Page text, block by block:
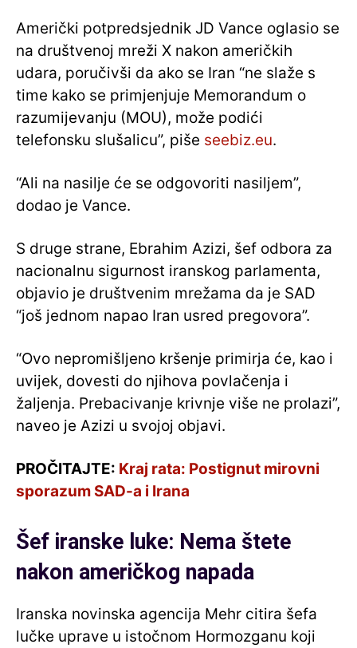
Američki potpredsjednik JD Vance oglasio se
na društvenoj mreži X nakon američkih
udara, poručivši da ako se Iran “ne slaže s
time kako se primjenjuje Memorandum o
razumijevanju (MOU), može podići
telefonsku slušalicu”, piše seebiz.eu.
“Ali na nasilje će se odgovoriti nasiljem”,
dodao je Vance.
S druge strane, Ebrahim Azizi, šef odbora za
nacionalnu sigurnost iranskog parlamenta,
objavio je društvenim mrežama da je SAD
“još jednom napao Iran usred pregovora”.
“Ovo nepromišljeno kršenje primirja će, kao i
uvijek, dovesti do njihova povlačenja i
žaljenja. Prebacivanje krivnje više ne prolazi”,
naveo je Azizi u svojoj objavi.
PROČITAJTE: Kraj rata: Postignut mirovni
sporazum SAD-a i Irana
Šef iranske luke: Nema štete
nakon američkog napada
Iranska novinska agencija Mehr citira šefa
lučke uprave u istočnom Hormozganu koji